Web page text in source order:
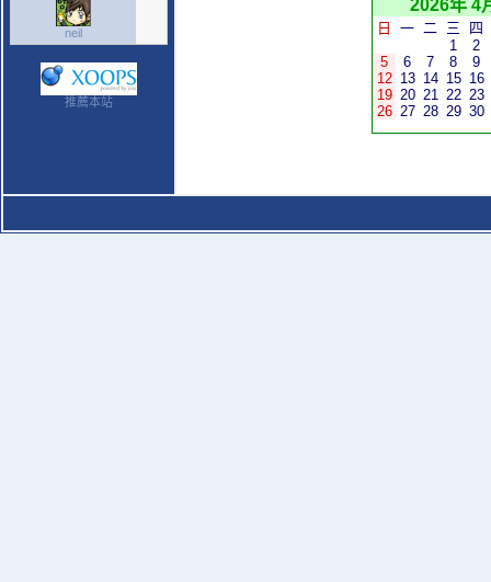
neil
推薦本站
2026年 4
日 一 二 三
四
1
2
5
6 7 8
9
12 13 14 15 16
19 20 21 22 23
26 27 28 29 30